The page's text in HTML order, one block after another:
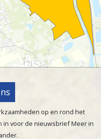
op en rond het
in voor de nieuwsbrief Meer in